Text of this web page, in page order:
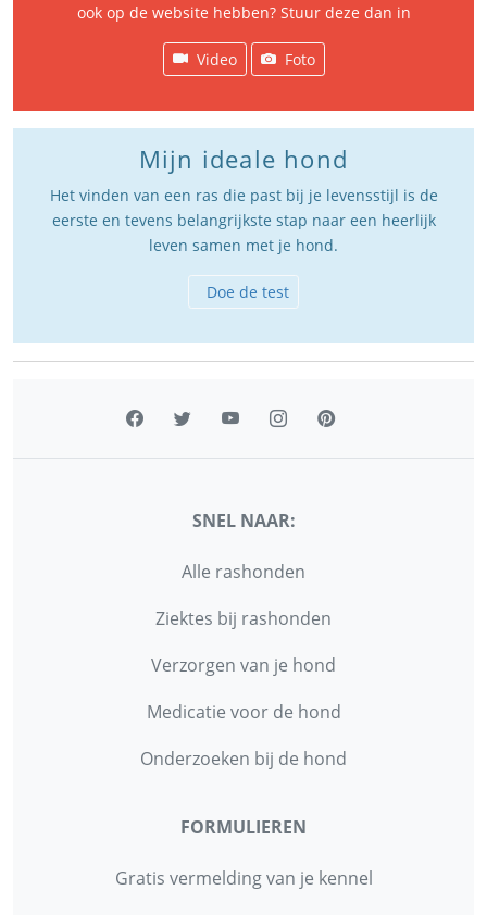
ook op de website hebben? Stuur deze dan in
Video Foto
Mijn ideale hond
Het vinden van een ras die past bij je levensstijl is de
eerste en tevens belangrijkste stap naar een heerlijk
leven samen met je hond.
Doe de test
SNEL NAAR:
Alle rashonden
Ziektes bij rashonden
Verzorgen van je hond
Medicatie voor de hond
Onderzoeken bij de hond
FORMULIEREN
Gratis vermelding van je kennel